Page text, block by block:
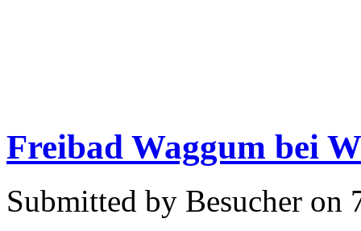
Freibad Waggum bei
Submitted by Besucher on